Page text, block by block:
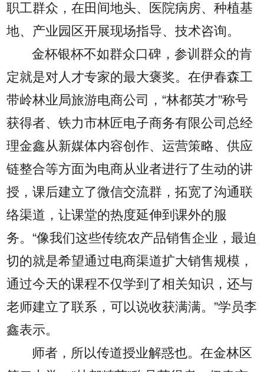
职工群众，在田间地头、医院病房、种植基
地、产业园区开展现场指导、技术咨询。
金杯银杯不如群众口碑，参训群众的肯
定就是对人才专家的最大褒奖。在伊春森工
带岭林业局旅游电商公司，“林都英才”称号
获得者、铁力市林匠电子商务有限公司总经
理金鑫从新媒体内容创作、运营策略、供应
链整合等方面为电商从业者进行了生动的讲
授，课后建立了微信交流群，拓宽了沟通联
络渠道，让课堂的热度延伸到课外的服
务。“像我们这些传统农产品销售企业，最迫
切的就是希望通过电商渠道扩大销售规模，
通过今天的课程不仅学到了相关知识，还与
老师建立了联系，可以说收获满满。”学员李
鑫表示。
师者，所以传道授业解惑也。在金林区